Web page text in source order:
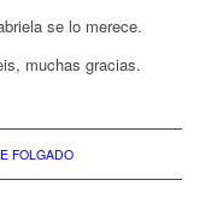
se lo merece.
muchas gracias.
FOLGADO